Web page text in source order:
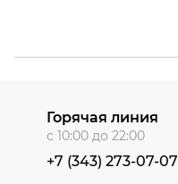
Горячая линия
с 10:00 до 22:00
+7 (343) 273-07-07